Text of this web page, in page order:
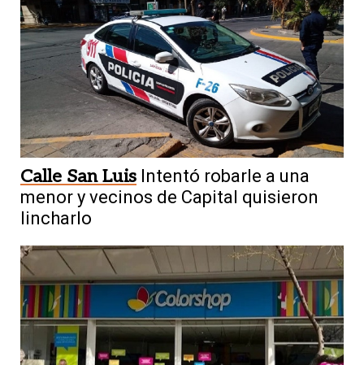
Duelo del norte Dos escuelas de
Jáchal revivieron la final del Mundial en
UPD
5
Calle San Luis Intentó robarle a una
menor y vecinos de Capital quisieron
lincharlo